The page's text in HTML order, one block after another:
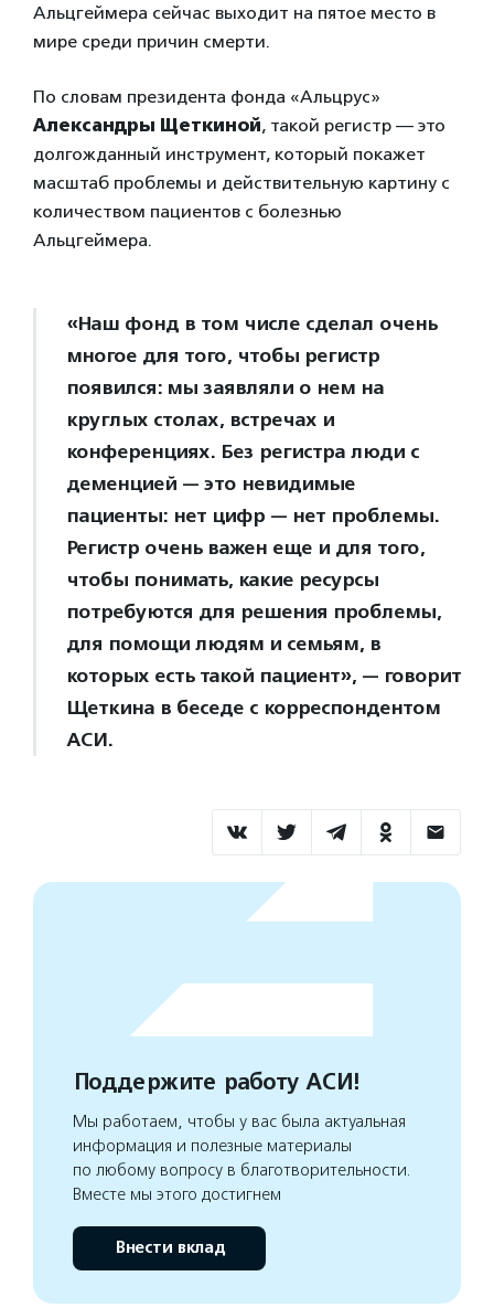
Альцгеймера сейчас выходит на пятое место в
мире среди причин смерти.
По словам президента фонда «Альцрус»
Александры Щеткиной, такой регистр — это
долгожданный инструмент, который покажет
масштаб проблемы и действительную картину с
количеством пациентов с болезнью
Альцгеймера.
«Наш фонд в том числе сделал очень
многое для того, чтобы регистр
появился: мы заявляли о нем на
круглых столах, встречах и
конференциях. Без регистра люди с
деменцией — это невидимые
пациенты: нет цифр — нет проблемы.
Регистр очень важен еще и для того,
чтобы понимать, какие ресурсы
потребуются для решения проблемы,
для помощи людям и семьям, в
которых есть такой пациент», — говорит
Щеткина в беседе с корреспондентом
АСИ.
Поддержите работу АСИ!
Мы работаем, чтобы у вас была актуальная
информация и полезные материалы
по любому вопросу в благотворительности.
Вместе мы этого достигнем
Внести вклад